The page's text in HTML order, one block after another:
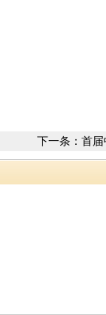
下一条： 首届
目亮相